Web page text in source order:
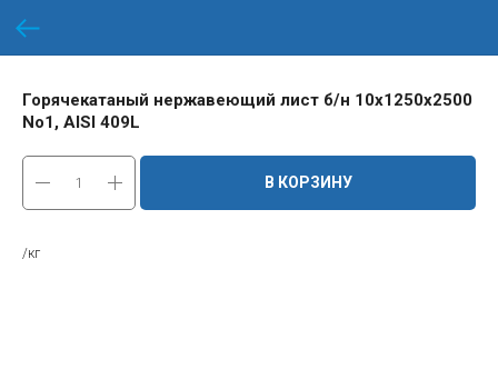
Горячекатаный нержавеющий лист б/н 10х1250х2500
No1, AISI 409L
В КОРЗИНУ
/кг